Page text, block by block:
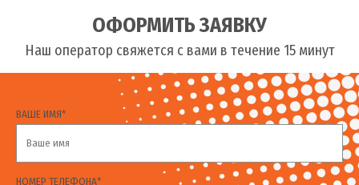
ОФОРМИТЬ ЗАЯВКУ
Наш оператор свяжется с вами в течение 15 минут
ВАШЕ ИМЯ*
НОМЕР ТЕЛЕФОНА*